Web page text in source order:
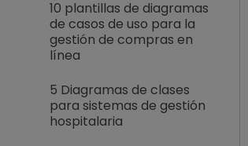
10 plantillas de diagramas
de casos de uso para la
gestión de compras en
línea
5 Diagramas de clases
para sistemas de gestión
hospitalaria